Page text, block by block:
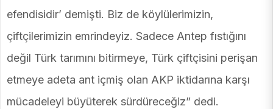
efendisidir’ demişti. Biz de köylülerimizin,
çiftçilerimizin emrindeyiz. Sadece Antep fıstığını
değil Türk tarımını bitirmeye, Türk çiftçisini perişan
etmeye adeta ant içmiş olan AKP iktidarına karşı
mücadeleyi büyüterek sürdüreceğiz” dedi.